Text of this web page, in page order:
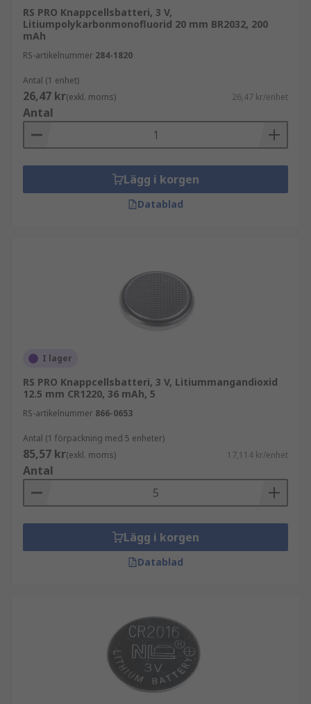
RS PRO Knappcellsbatteri, 3 V,
Litiumpolykarbonmonofluorid 20 mm BR2032, 200
mAh
RS-artikelnummer 284-1820
Antal (1 enhet)
26,47 kr(exkl. moms) 26,47 kr/enhet
Antal
Lägg i korgen
Datablad
I lager
RS PRO Knappcellsbatteri, 3 V, Litiummangandioxid
12.5 mm CR1220, 36 mAh, 5
RS-artikelnummer 866-0653
Antal (1 förpackning med 5 enheter)
85,57 kr(exkl. moms) 17,114 kr/enhet
Antal
Lägg i korgen
Datablad